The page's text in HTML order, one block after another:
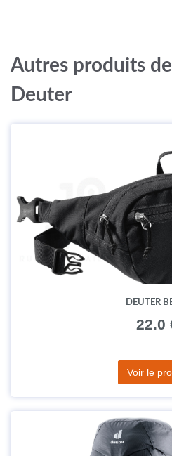
Autres produits
Deuter
DEUTER
22.0
Voir le